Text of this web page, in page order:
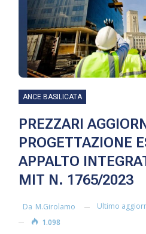
ANCE BASILICATA
PREZZARI
PROGETTAZIONE
APPALTO
MIT N. 1765/2023
Da M.girolamo Ultimo
1.098